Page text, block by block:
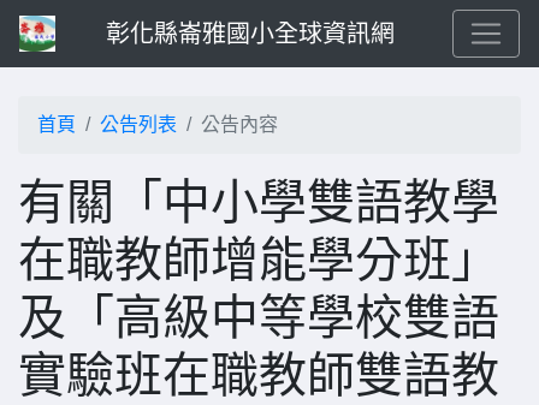
彰化縣崙雅國小全球資訊網
首頁 公告列表 公告內容
有關「中小學雙語教學
在職教師增能學分班」
及「高級中等學校雙語
實驗班在職教師雙語教